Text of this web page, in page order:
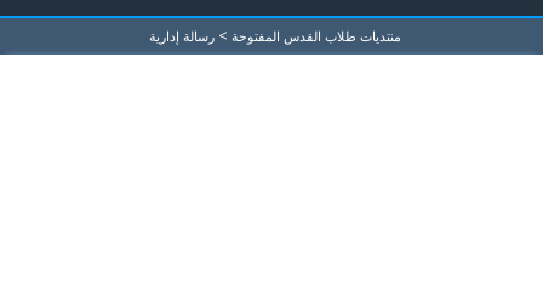
منتديات طلاب القدس المفتوحة > رسالة إدارية